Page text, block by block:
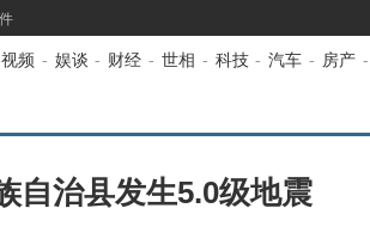
视频 - 娱谈 - 财经 - 世相 - 科技 - 汽车 - 房产 -
自治县发生5.0级地震